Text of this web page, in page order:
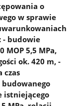
o
w sprawie
- budowie
MOP 5,5 MPa,
ok. 420 m, -
czas
istniejącego